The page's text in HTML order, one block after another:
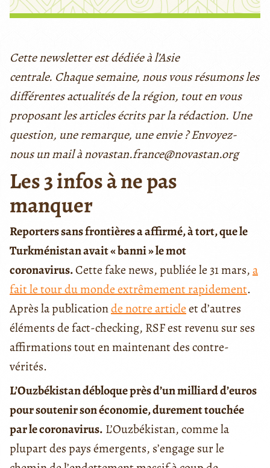
Cette newsletter est dédiée à l’Asie
centrale. Chaque semaine, nous vous résumons les
différentes actualités de la région, tout en vous
proposant les articles écrits par la rédaction. Une
question, une remarque, une envie ? Envoyez-
nous un mail à novastan.france@novastan.org
Les 3 infos à ne pas
manquer
Reporters sans frontières a affirmé, à tort, que le
Turkménistan avait « banni » le mot
coronavirus.Cette fake news, publiée le 31 mars,a
fait le tour du monde extrêmement rapidement.
Après la publicationde notre articleet d’autres
éléments de fact-checking, RSF est revenu sur ses
affirmations tout en maintenant des contre-
vérités.
L’Ouzbékistan débloque près d’un milliard d’euros
pour soutenir son économie, durement touchée
par le coronavirus. L’Ouzbékistan, comme la
plupart des pays émergents, s’engage sur le